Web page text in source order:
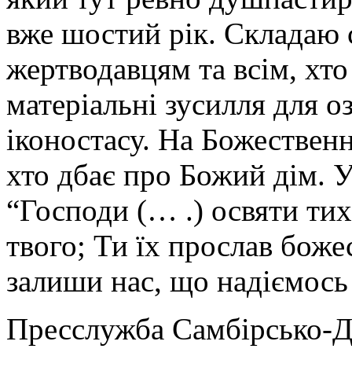
вже шостий рік. Складаю
жертводавцям та всім,
матеріальні зусилля для
іконостасу. На
хто дбає про Божий дім.
“Господи (… .) освяти
твого; Ти їх прослав
залиши нас, що
Пресслужба Самбірсько-